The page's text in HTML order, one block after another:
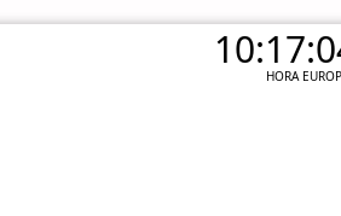
HORA